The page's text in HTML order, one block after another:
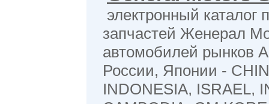
электронный каталог
запчастей Женерал
автомобилей рынков
России, Японии -
INDONESIA, ISRAEL,